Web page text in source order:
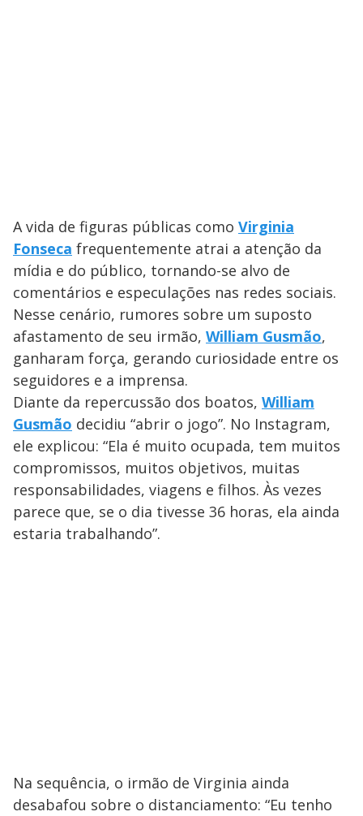
A vida de figuras públicas como Virginia
Fonseca frequentemente atrai a atenção da
mídia e do público, tornando-se alvo de
comentários e especulações nas redes sociais.
Nesse cenário, rumores sobre um suposto
afastamento de seu irmão, William Gusmão,
ganharam força, gerando curiosidade entre os
seguidores e a imprensa.
Diante da repercussão dos boatos, William
Gusmão decidiu “abrir o jogo”. No Instagram,
ele explicou: “Ela é muito ocupada, tem muitos
compromissos, muitos objetivos, muitas
responsabilidades, viagens e filhos. Às vezes
parece que, se o dia tivesse 36 horas, ela ainda
estaria trabalhando”.
Na sequência, o irmão de Virginia ainda
desabafou sobre o distanciamento: “Eu tenho